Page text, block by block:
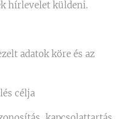
hírlevelet küldeni.
adatok köre és az
célja